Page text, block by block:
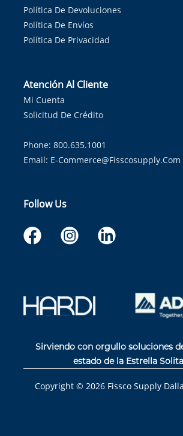
Política De Devoluciones
Política De Envíos
Política De Privacidad
Atención Al Cliente
Mi Cuenta
Solicitud De Crédito
Phone: 800.635.1001
Email: E-Commerce@fisscosupply.com
Follow Us
Sirviendo con orgullo soluciones
estado de la Estrella
Copyright © 2026 Fissco Supply